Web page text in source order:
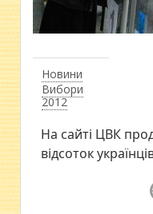
Новини
Вибори
2012
На сайті ЦВК
відсоток